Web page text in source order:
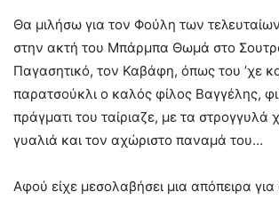
Θα μιλήσω για τον Φούλη των
στην ακτή του Μπάρμπα Θωμά στο
Παγασητικό, τον Καβάφη, όπως του ’χε
παρατσούκλι ο καλός φίλος Βαγγέλης,
πράγματι του ταίριαζε, με τα στρογγυλά
γυαλιά και τον αχώριστο παναμά του…
Αφού είχε μεσολαβήσει μια απόπειρα